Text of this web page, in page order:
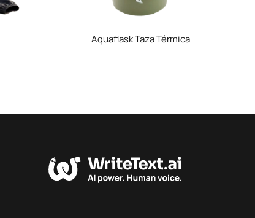
Aquaflask Taza Térmica